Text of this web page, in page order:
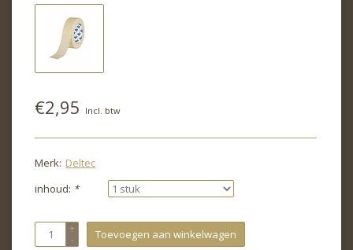
€2,95 Incl. btw
Merk: Deltec
inhoud: *
+
- Toevoegen aan winkelwagen